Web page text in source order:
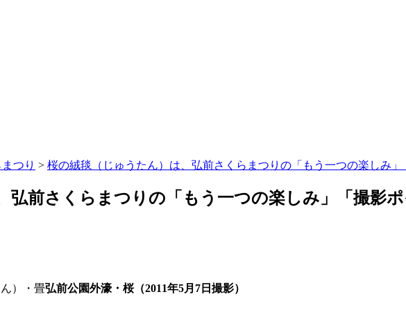
つり > 桜の絨毯（じゅうたん）は、弘前さくらまつりの「もう一つの楽しみ」
弘前さくらまつりの「もう一つの楽しみ」「撮影ポ
弘前公園外濠・桜（2011年5月7日撮影）